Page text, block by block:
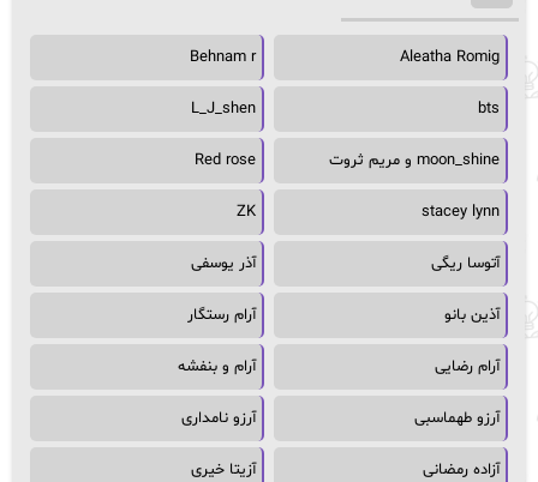
Aleatha Romig
Behnam r
bts
L_J_shen
moon_shine و مریم ثروت Red rose
stacey lynn
ZK
آتوسا ریگی آذر یوسفی
آذین بانو آرام رستگار
آرام رضایی آرام و بنفشه
آرزو طهماسبی آرزو نامداری
آزاده رمضانی آزیتا خیری